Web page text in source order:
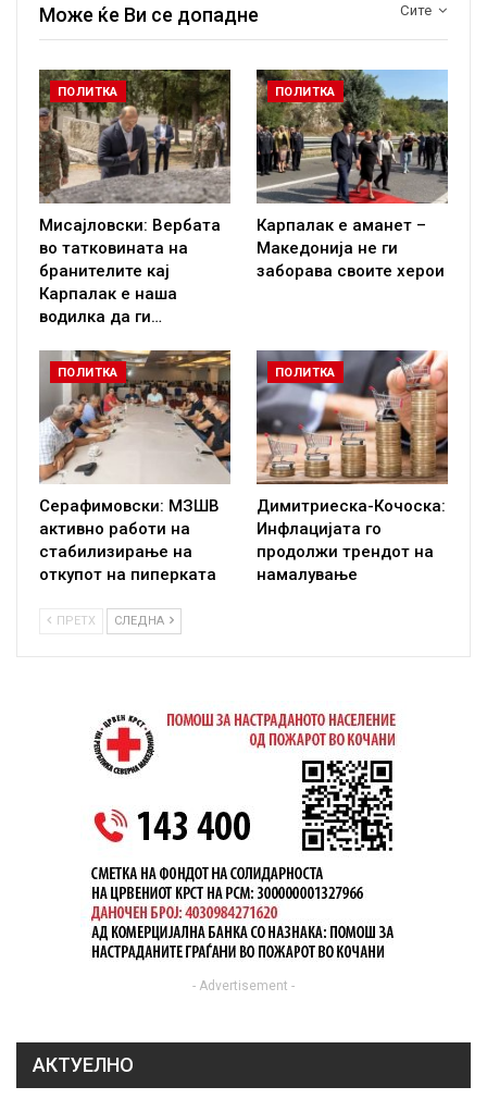
Сите
Може ќе Ви се допадне
ПОЛИТКА
Мисајловски: Вербата
во татковината на
бранителите кај
Карпалак е наша
водилка да ги…
ПОЛИТКА
Карпалак е аманет –
Македонија не ги
заборава своите херои
ПОЛИТКА
Серафимовски: МЗШВ
активно работи на
стабилизирање на
откупот на пиперката
ПОЛИТКА
Димитриеска-Кочоска:
Инфлацијата го
продолжи трендот на
намалување
ПРЕТХ СЛЕДНА
- Advertisement -
АКТУЕЛНО